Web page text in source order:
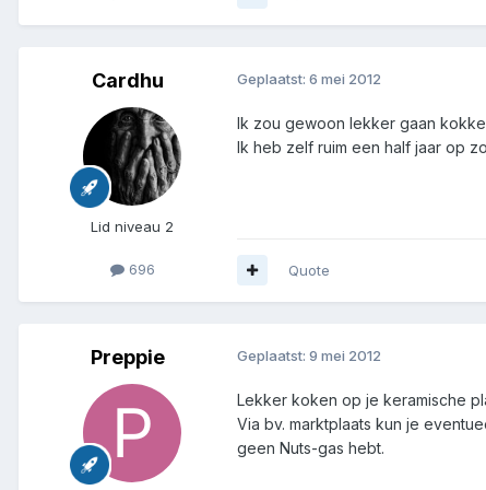
Cardhu
Lid niveau 2
696
Geplaatst: 6 mei 2012
Ik zou gewoon lekker gaan
Ik heb zelf ruim een half jaar op
Quote
Preppie Geplaatst: 9 mei 2012
Lekker koken op je keramische
Via bv. marktplaats kun je
geen Nuts-gas hebt.